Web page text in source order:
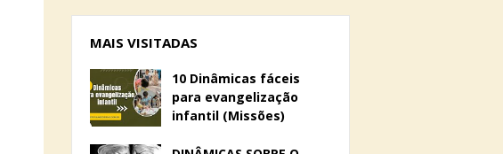
MAIS VISITADAS
10 Dinâmicas fáceis
para evangelização
infantil (Missões)